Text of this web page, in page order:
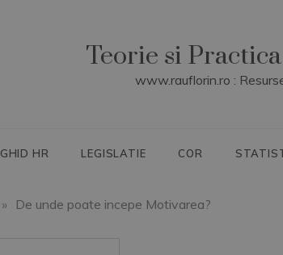
Teorie si
www.rauflorin.ro :
GHID HR LEGISLATIE COR
» De unde poate incepe Motivarea?